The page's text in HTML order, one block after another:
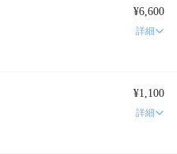
¥6,600
詳細
¥1,100
詳細